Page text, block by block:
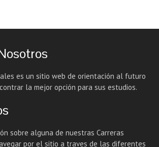
es un sitio web de orientación al futuro
la mejor opción para sus estudios.
sobre alguna de nuestras Carreras
por el sitio a traves de las diferentes